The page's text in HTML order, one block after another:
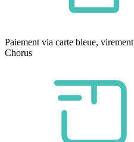
Paiement via carte bleue,
Chorus